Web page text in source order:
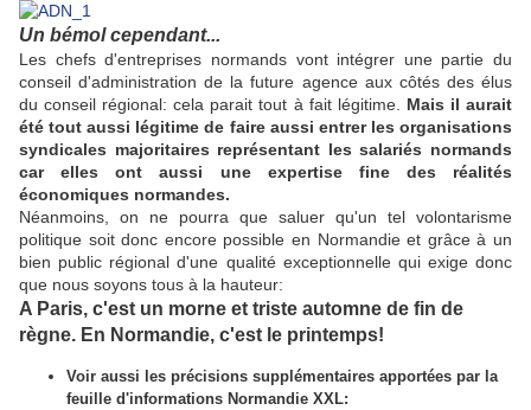
Un bémol cependant...
Les chefs d'entreprises normands vont intégrer une partie du
conseil d'administration de la future agence aux côtés des élus
du conseil régional: cela parait tout à fait légitime. Mais il aurait
été tout aussi légitime de faire aussi entrer les organisations
syndicales majoritaires représentant les salariés normands
car elles ont aussi une expertise fine des réalités
économiques normandes.
Néanmoins, on ne pourra que saluer qu'un tel volontarisme
politique soit donc encore possible en Normandie et grâce à un
bien public régional d'une qualité exceptionnelle qui exige donc
que nous soyons tous à la hauteur:
A Paris, c'est un morne et triste automne de fin de
règne. En Normandie, c'est le printemps!
Voir aussi les précisions supplémentaires apportées par la
feuille d'informations Normandie XXL: